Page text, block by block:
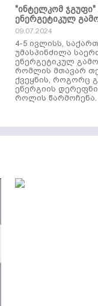
"ინტელკომ
ენერგეტიკულ
09.07.2024
4-5 ივლისს,
უმასპინძილა
ენერგეტიკულ
რომლის მთავარ
ქვეყნის, როგორც
ენერგიის
როლის წარმოჩენა.